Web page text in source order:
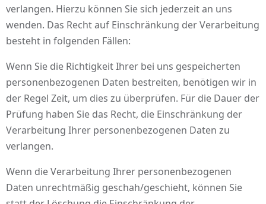
verlangen. Hierzu können Sie sich jederzeit an uns
wenden. Das Recht auf Einschränkung der Verarbeitung
besteht in folgenden Fällen:
Wenn Sie die Richtigkeit Ihrer bei uns gespeicherten
personenbezogenen Daten bestreiten, benötigen wir in
der Regel Zeit, um dies zu überprüfen. Für die Dauer der
Prüfung haben Sie das Recht, die Einschränkung der
Verarbeitung Ihrer personenbezogenen Daten zu
verlangen.
Wenn die Verarbeitung Ihrer personenbezogenen
Daten unrechtmäßig geschah/geschieht, können Sie